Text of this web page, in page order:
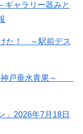
ギャラリー器みと
た！ ～駅前デス
戸垂水青果～
」2026年7月18日